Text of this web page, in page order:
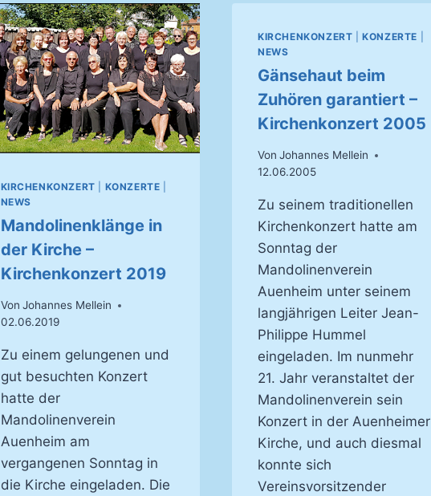
KIRCHENKONZERT KONZERTE
NEWS
Mandolinenklänge in
der Kirche –
Kirchenkonzert 2019
Von Johannes Mellein
02.06.2019
Zu einem gelungenen und
gut besuchten Konzert
hatte der
Mandolinenverein
Auenheim am
vergangenen Sonntag in
die Kirche eingeladen. Die
KIRCHENKONZERT |KONZERTE
NEWS
Gänsehaut beim
Zuhören garantiert –
Kirchenkonzert 2005
Von Johannes Mellein
12.06.2005
Zu seinem traditionellen
Kirchenkonzert hatte am
Sonntag der
Mandolinenverein
Auenheim unter seinem
langjährigen Leiter Jean-
Philippe Hummel
eingeladen. Im nunmehr
21. Jahr veranstaltet der
Mandolinenverein sein
Konzert in der Auenheimer
Kirche, und auch diesmal
konnte sich
Vereinsvorsitzender